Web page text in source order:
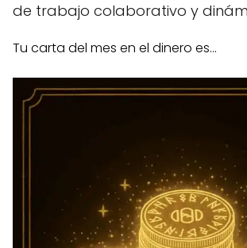
de trabajo colaborativo y
Tu carta del mes en el dinero es...